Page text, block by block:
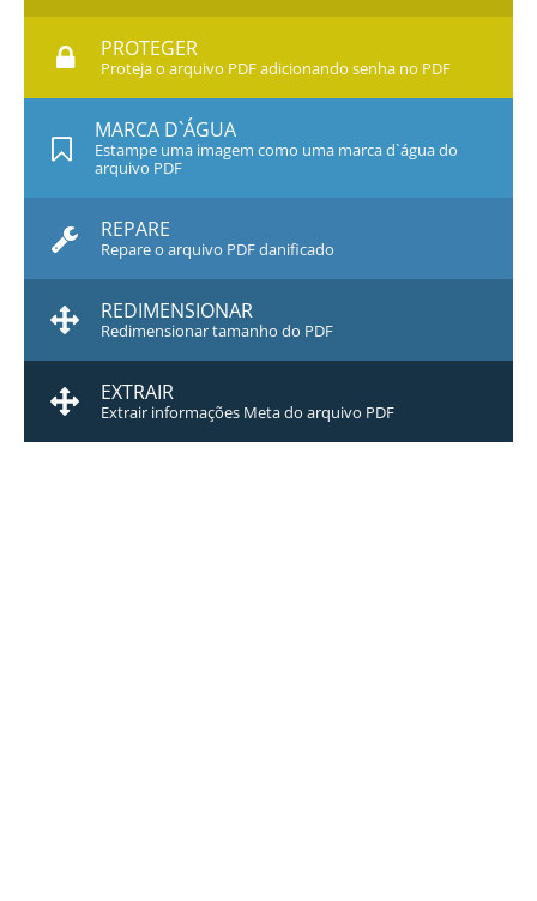
PROTEGER
Proteja o arquivo PDF adicionando senha no PDF
MARCA D`ÁGUA
Estampe uma imagem como uma marca d`água do
arquivo PDF
REPARE
Repare o arquivo PDF danificado
REDIMENSIONAR
Redimensionar tamanho do PDF
EXTRAIR
Extrair informações Meta do arquivo PDF